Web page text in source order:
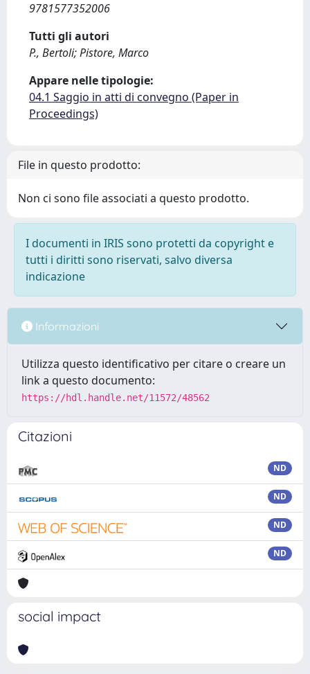
9781577352006
Tutti gli autori
P., Bertoli; Pistore, Marco
Appare nelle tipologie:
04.1 Saggio in atti di convegno (Paper in
Proceedings)
File in questo prodotto:
Non ci sono file associati a questo prodotto.
I documenti in IRIS sono protetti da copyright e
tutti i diritti sono riservati, salvo diversa
indicazione
Informazioni
Utilizza questo identificativo per citare o creare un
link a questo documento:
https://hdl.handle.net/11572/48562
Citazioni
ND
ND
ND
ND
social impact